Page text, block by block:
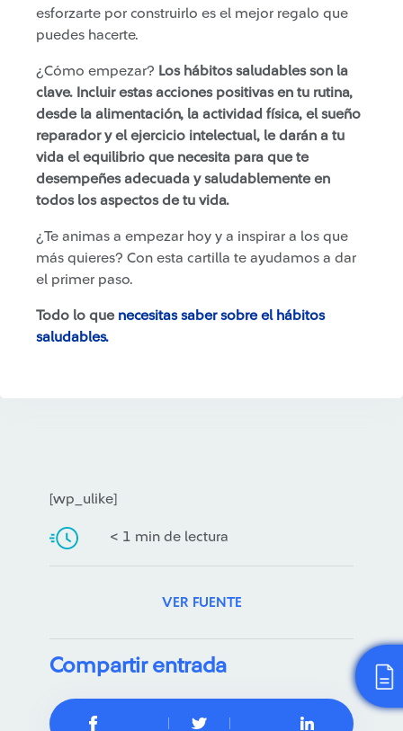
esforzarte por construirlo es el mejor regalo que
puedes hacerte.
¿Cómo empezar? Los hábitos saludables son la
clave. Incluir estas acciones positivas en tu rutina,
desde la alimentación, la actividad física, el sueño
reparador y el ejercicio intelectual, le darán a tu
vida el equilibrio que necesita para que te
desempeñes adecuada y saludablemente en
todos los aspectos de tu vida.
¿Te animas a empezar hoy y a inspirar a los que
más quieres? Con esta cartilla te ayudamos a dar
el primer paso.
Todo lo que necesitas saber sobre el hábitos
saludables.
[wp_ulike]
< 1 min de lectura
VER FUENTE
Compartir entrada